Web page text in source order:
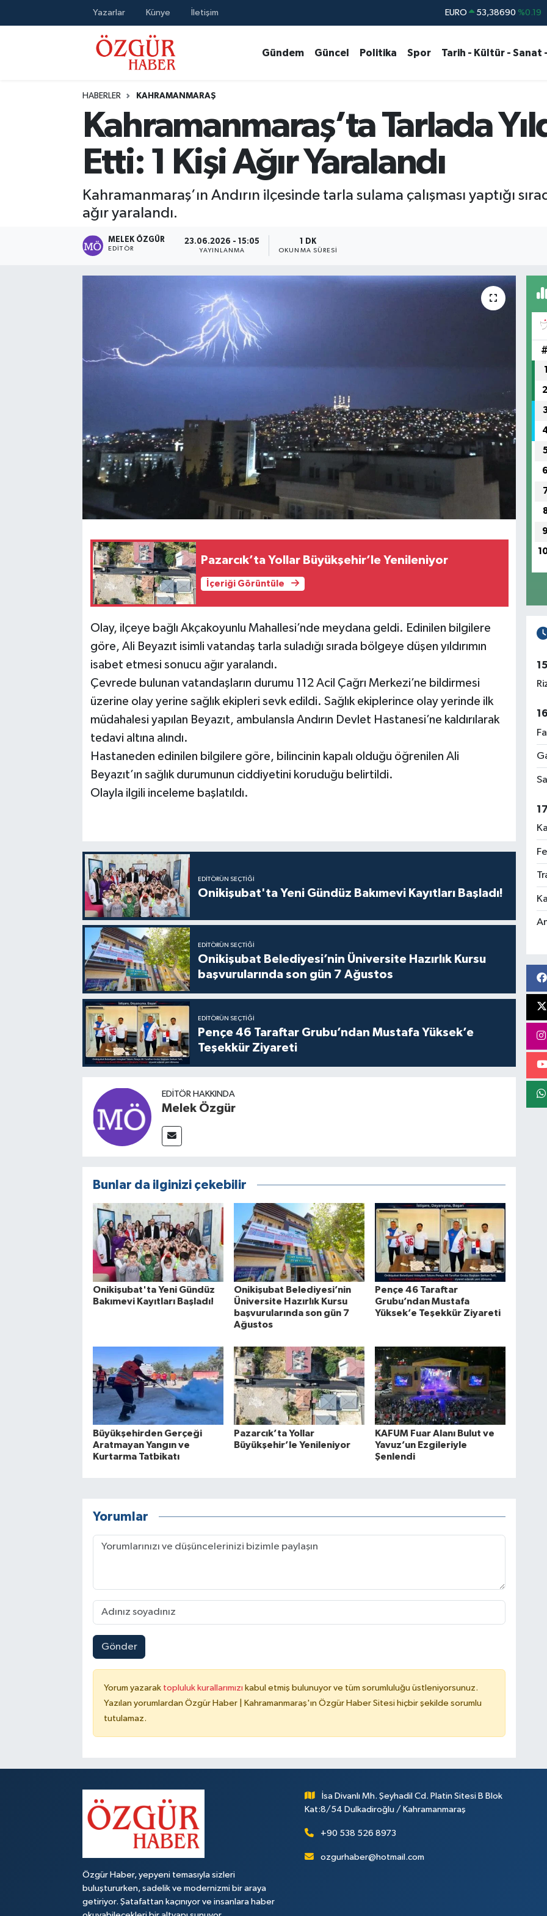
Yazarlar Künye İletişim STERLİN 61,60380 %0.18
BİST100 14.598,00 %0
Gündem Güncel Politika Spor Tarih - Kültür - Sanat
HABERLER KAHRAMANMARAŞ
Kahramanmaraş’ta Tarlada
Etti: 1 Kişi Ağır Yaralandı
Kahramanmaraş’ın Andırın ilçesinde tarla sulama çalışması yaptığı
ağır yaralandı.
MELEK ÖZGÜR
EDITÖR
23.06.2026 - 15:05
YAYINLANMA
1 DK
OKUNMA SÜRESI
Pazarcık’ta Yollar Büyükşehir’le Yenileniyor
İçeriği Görüntüle
Olay, ilçeye bağlı Akçakoyunlu Mahallesi’nde meydana geldi. Edinilen bilgilere
göre, Ali Beyazıt isimli vatandaş tarla suladığı sırada bölgeye düşen yıldırımın
isabet etmesi sonucu ağır yaralandı.
Çevrede bulunan vatandaşların durumu 112 Acil Çağrı Merkezi’ne bildirmesi
üzerine olay yerine sağlık ekipleri sevk edildi. Sağlık ekiplerince olay yerinde ilk
müdahalesi yapılan Beyazıt, ambulansla Andırın Devlet Hastanesi’ne kaldırılarak
tedavi altına alındı.
Hastaneden edinilen bilgilere göre, bilincinin kapalı olduğu öğrenilen Ali
Beyazıt’ın sağlık durumunun ciddiyetini koruduğu belirtildi.
Olayla ilgili inceleme başlatıldı.
EDITÖRÜN SEÇTIĞI
Onikişubat'ta Yeni Gündüz Bakımevi Kayıtları Başladı!
EDITÖRÜN SEÇTIĞI
Onikişubat Belediyesi’nin Üniversite Hazırlık Kursu
başvurularında son gün 7 Ağustos
EDITÖRÜN SEÇTIĞI
Pençe 46 Taraftar Grubu’ndan Mustafa Yüksek’e
Teşekkür Ziyareti
EDITÖR HAKKINDA
Melek Özgür
Bunlar da ilginizi çekebilir
Onikişubat'ta Yeni Gündüz
Bakımevi Kayıtları Başladı!
Onikişubat Belediyesi’nin
Üniversite Hazırlık Kursu
başvurularında son gün 7
Ağustos
Pençe 46 Taraftar
Grubu’ndan Mustafa
Yüksek’e Teşekkür Ziyareti
Büyükşehirden Gerçeği
Aratmayan Yangın ve
Kurtarma Tatbikatı
Pazarcık’ta Yollar
Büyükşehir’le Yenileniyor
KAFUM Fuar Alanı Bulut ve
Yavuz’un Ezgileriyle
Şenlendi
Yorumlar
Gönder
Yorum yazarak topluluk kurallarımızı kabul etmiş bulunuyor ve tüm sorumluluğu üstleniyorsunuz.
Yazılan yorumlardan Özgür Haber | Kahramanmaraş'ın Özgür Haber Sitesi hiçbir şekilde sorumlu
tutulamaz.
#
1
2
6
9
Özgür Haber, yepyeni temasıyla sizleri
buluştururken, sadelik ve modernizmi bir araya
getiriyor. Şatafattan kaçınıyor ve insanlara haber
İsa Divanlı Mh. Şeyhadil Cd. Platin Sitesi B Blok
Kat:8/54 Dulkadiroğlu / Kahramanmaraş
+90 538 526 8973
ozgurhaber@hotmail.com
MODA - GÜZELLİK
Tarih - Kültür - Sanat - Turizm
Nöbetçi Eczaneler
Trafik Durumu
Süper Lig Puan Durumu ve Fikstür
Tüm Manşetler
Son Dakika Haberleri